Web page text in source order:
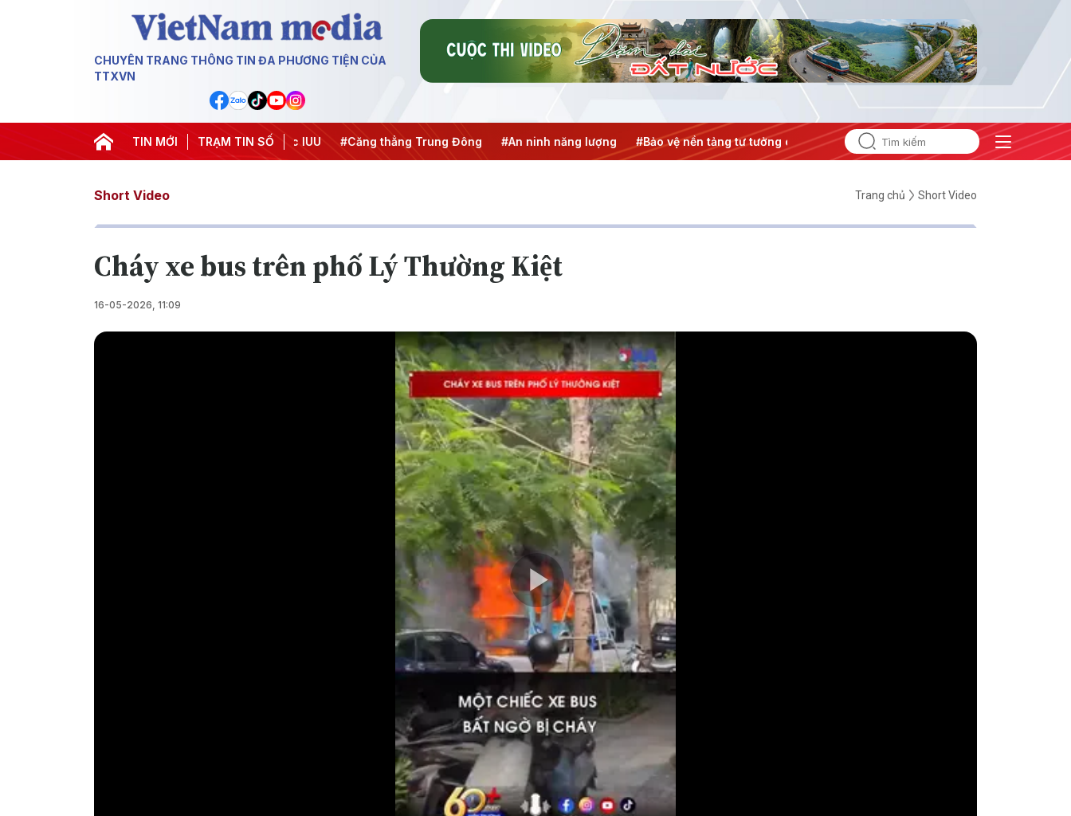
CHUYÊN TRANG THÔNG TIN ĐA PHƯƠNG TIỆN CỦA
TTXVN
TIN MỚI TRẠM TIN SỐ
dịch 500 ngày đêm #Chống khai thác IUU #Căng thẳng Trung Đông #An ninh năng lượng #Bảo vệ nền tảng tư tưởng của Đảng #Hội nghị Trung ương 3
Short Video Trang chủ Short Video
Cháy xe bus trên phố Lý Thường Kiệt
16-05-2026, 11:09
Play
Video